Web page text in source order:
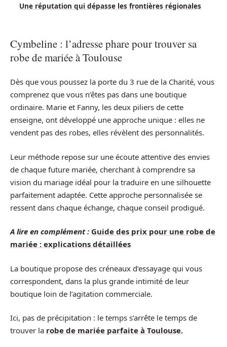
Une réputation qui dépasse les frontières régionales
Cymbeline : l’adresse phare pour trouver sa
robe de mariée à Toulouse
Dès que vous poussez la porte du 3 rue de la Charité, vous
comprenez que vous n’êtes pas dans une boutique
ordinaire. Marie et Fanny, les deux piliers de cette
enseigne, ont développé une approche unique : elles ne
vendent pas des robes, elles révèlent des personnalités.
Leur méthode repose sur une écoute attentive des envies
de chaque future mariée, cherchant à comprendre sa
vision du mariage idéal pour la traduire en une silhouette
parfaitement adaptée. Cette approche personnalisée se
ressent dans chaque échange, chaque conseil prodigué.
A lire en complément : Guide des prix pour une robe de
mariée : explications détaillées
La boutique propose des créneaux d’essayage qui vous
correspondent, dans la plus grande intimité de leur
boutique loin de l’agitation commerciale.
Ici, pas de précipitation : le temps s’arrête le temps de
trouver la robe de mariée parfaite à Toulouse.